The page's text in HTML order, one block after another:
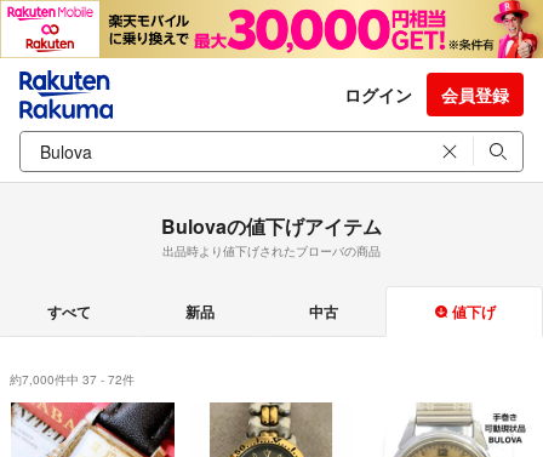
ログイン 会員登録
Bulovaの値下げアイテム
出品時より値下げされたブローバの商品
すべて 新品 中古 値下げ
約7,000件中 37 - 72件